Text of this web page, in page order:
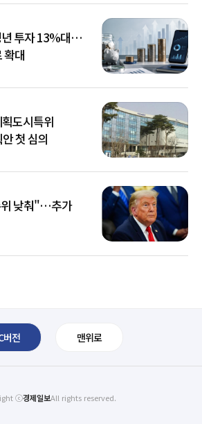
년 투자 13%대…
확대
도시특위
첫 심의
위 낮춰"…추가
버전 맨위로
ⓒ경제일보All rights reserved.